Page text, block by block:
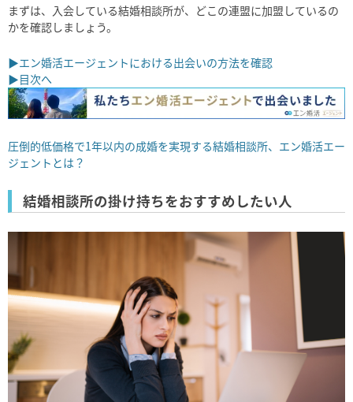
まずは、入会している結婚相談所が、どこの連盟に加盟しているの
かを確認しましょう。
▶エン婚活エージェントにおける出会いの方法を確認
▶目次へ
圧倒的低価格で1年以内の成婚を実現する結婚相談所、エン婚活エー
ジェントとは？
結婚相談所の掛け持ちをおすすめしたい人